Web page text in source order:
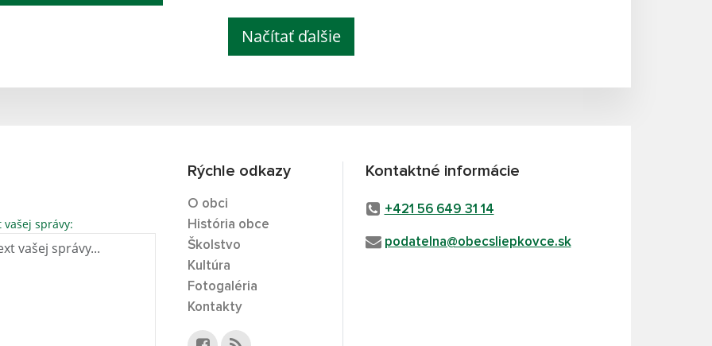
Načítať ďalšie
vašej správy:
Rýchle odkazy
O obci
História obce
Školstvo
Kultúra
Fotogaléria
Kontakty
Kontaktné informácie
+421 56 649 31 14
podatelna@obecsliepkovce.sk